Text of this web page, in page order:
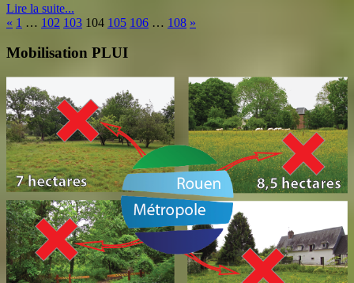
Lire la suite...
« 1 … 102 103 104 105 106 … 108 »
Mobilisation PLUI